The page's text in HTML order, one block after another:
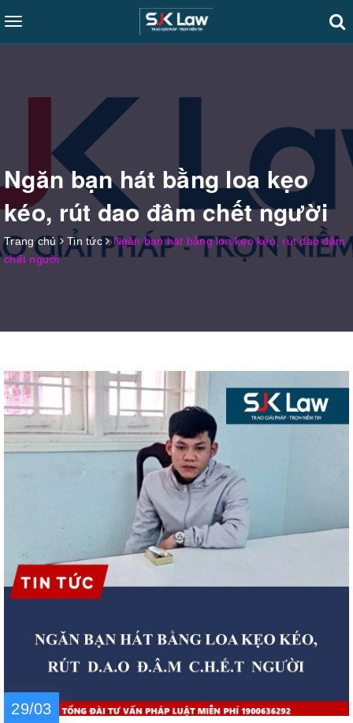
Toggle
navigation
Ngăn bạn hát bằng loa kẹo
kéo, rút dao đâm chết người
Trang chủ Tin tức
Ngăn bạn hát bằng loa kẹo kéo, rút dao đâm
chết người
29/03